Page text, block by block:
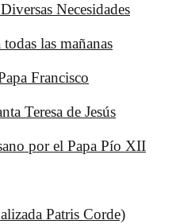
Necesidades
las mañanas
Francisco
Teresa de Jesús
por el Papa Pío XII
Patris Corde)